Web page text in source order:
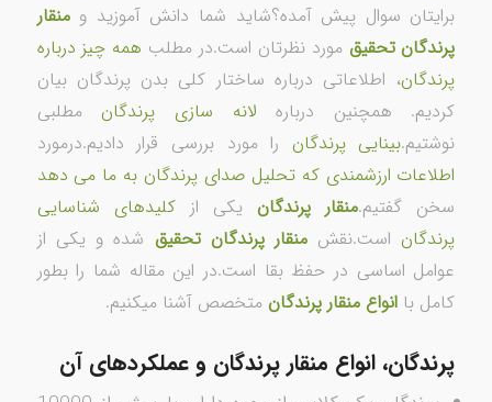
برایتان سوال پیش آمده؟شاید شما دانش آموزید ومنقار
پرندگان تحقیق مورد نظرتان است.در مطلب همه چیز درباره
پرندگان، اطلاعاتی درباره ساختار کلی بدن پرندگان بیان
کردیم. همچنین دربارهلانه سازی پرندگان مطلبی
نوشتیم.بینایی پرندگان را مورد بررسی قرار دادیم.درمورد
اطلاعات ارزشمندی که تحلیل صدای پرندگان به ما می دهد
سخن گفتیم.منقار پرندگانیکی ازکلیدهای شناسایی
پرندگان است.نقشمنقار پرندگان تحقیق شده و یکی از
عوامل اساسی در حفظ بقا است.در این مقاله شما را بطور
کامل با انواع منقار پرندگانمتخصص آشنا میکنیم.
پرندگان، انواع منقار پرندگان و عملکردهای آن